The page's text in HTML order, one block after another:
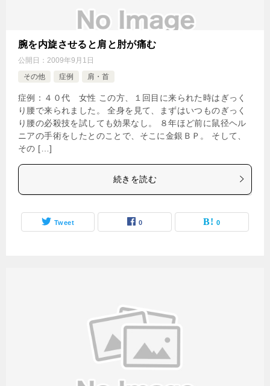
腕を内旋させると肩と肘が痛む
公開日： 2009年9月1日
その他
症例 肩・首
症例：４０代 女性 この方、１回目に来られた時はぎっく
り腰で来られました。 全身を見て、まずはいつものぎっく
り腰の必殺技を試しても効果なし。 ８年ほど前に鼠径ヘル
ニアの手術をしたとのことで、そこに金銀ＢＰ。 そして、
その […]
続きを読む
Tweet 0 0